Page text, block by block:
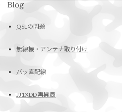
Blog
QSLの問題
無線機・アンテナ取り付け
バッ直配線
JJ1XDD 再開局